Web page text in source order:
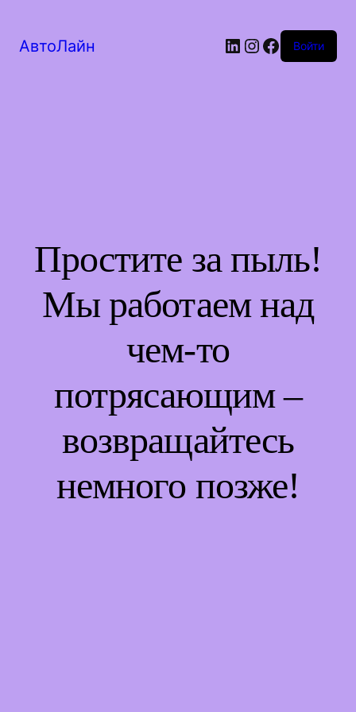
АвтоЛайн LinkedIn
Instagram
Facebook
Войти
Простите за пыль!
Мы работаем над
чем-то
потрясающим –
возвращайтесь
немного позже!